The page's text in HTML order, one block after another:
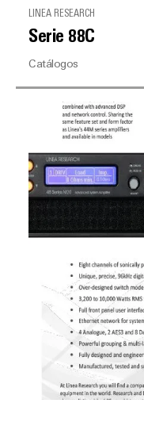
LINEA RESEARCH
Serie 88C
Catálogos